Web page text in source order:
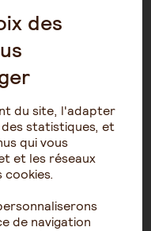
une
autre
fenêtre
de l'article
des
du site, l'adapter
statistiques, et
qui vous
et les réseaux
cookies.
de navigation